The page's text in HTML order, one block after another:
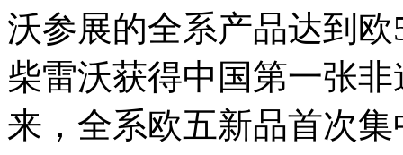
沃参展的全系产品达到
柴雷沃获得中国第一张
来，全系欧五新品首次